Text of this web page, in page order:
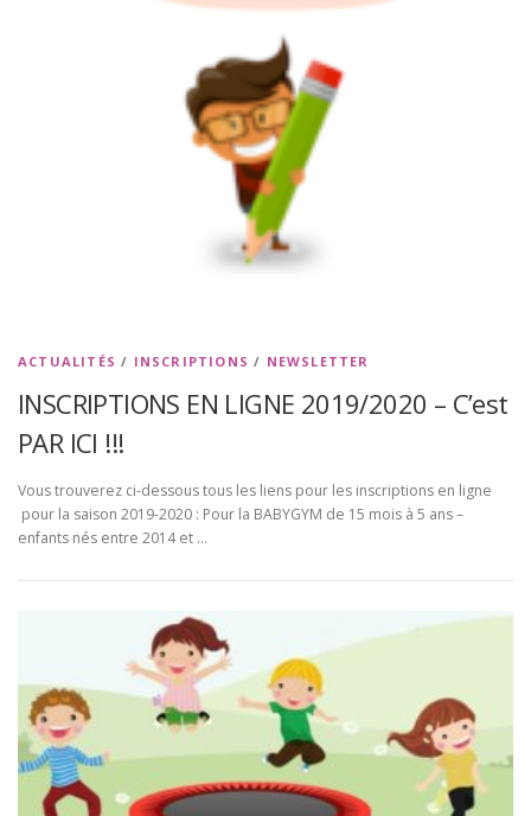
ACTUALITÉS / INSCRIPTIONS / NEWSLETTER
INSCRIPTIONS EN LIGNE 2019/2020 – C’est
PAR ICI !!!
Vous trouverez ci-dessous tous les liens pour les inscriptions en ligne
pour la saison 2019-2020 : Pour la BABYGYM de 15 mois à 5 ans –
enfants nés entre 2014 et …